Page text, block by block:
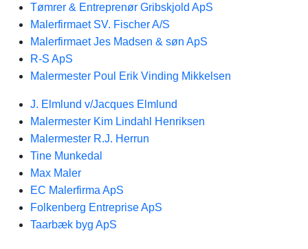
Tømrer & Entreprenør Gribskjold ApS
Malerfirmaet SV. Fischer A/S
Malerfirmaet Jes Madsen & søn ApS
R-S ApS
Malermester Poul Erik Vinding Mikkelsen
J. Elmlund v/Jacques Elmlund
Malermester Kim Lindahl Henriksen
Malermester R.J. Herrun
Tine Munkedal
Max Maler
EC Malerfirma ApS
Folkenberg Entreprise ApS
Taarbæk byg ApS